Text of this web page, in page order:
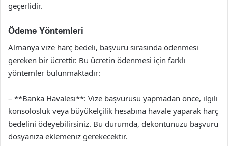
geçerlidir.
Ödeme Yöntemleri
Almanya vize harç bedeli, başvuru sırasında ödenmesi
gereken bir ücrettir. Bu ücretin ödenmesi için farklı
yöntemler bulunmaktadır:
– **Banka Havalesi**: Vize başvurusu yapmadan önce, ilgili
konsolosluk veya büyükelçilik hesabına havale yaparak harç
bedelini ödeyebilirsiniz. Bu durumda, dekontunuzu başvuru
dosyanıza eklemeniz gerekecektir.